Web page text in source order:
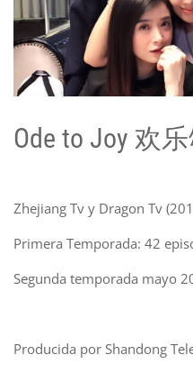
Ode to Joy 欢
Zhejiang Tv y Dragon Tv
Primera Temporada: 42
Segunda temporada mayo
Producida por Shandong